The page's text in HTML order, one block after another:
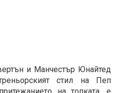
и Манчестър Юнайтед
стил на Пеп